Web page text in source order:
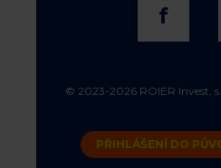
f
© 2023-2026 ROIER Invest,
PŘIHLÁŠENÍ DO